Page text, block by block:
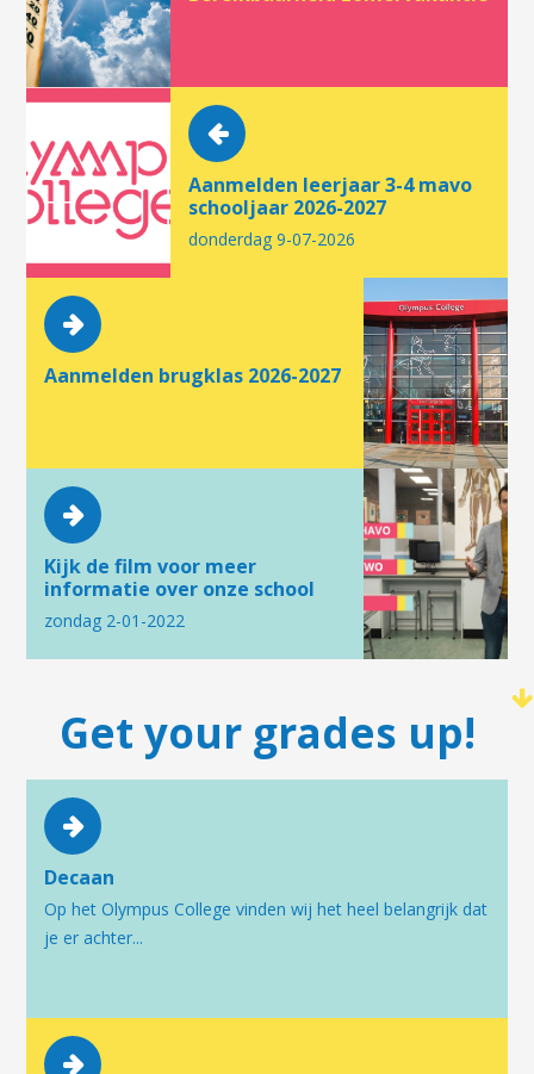
Aanmelden leerjaar 3-4 mavo
schooljaar 2026-2027
donderdag 9-07-2026
Aanmelden brugklas 2026-2027
Kijk de film voor meer
informatie over onze school
zondag 2-01-2022
Get your grades up!
Decaan
Op het Olympus College vinden wij het heel belangrijk dat
je er achter...